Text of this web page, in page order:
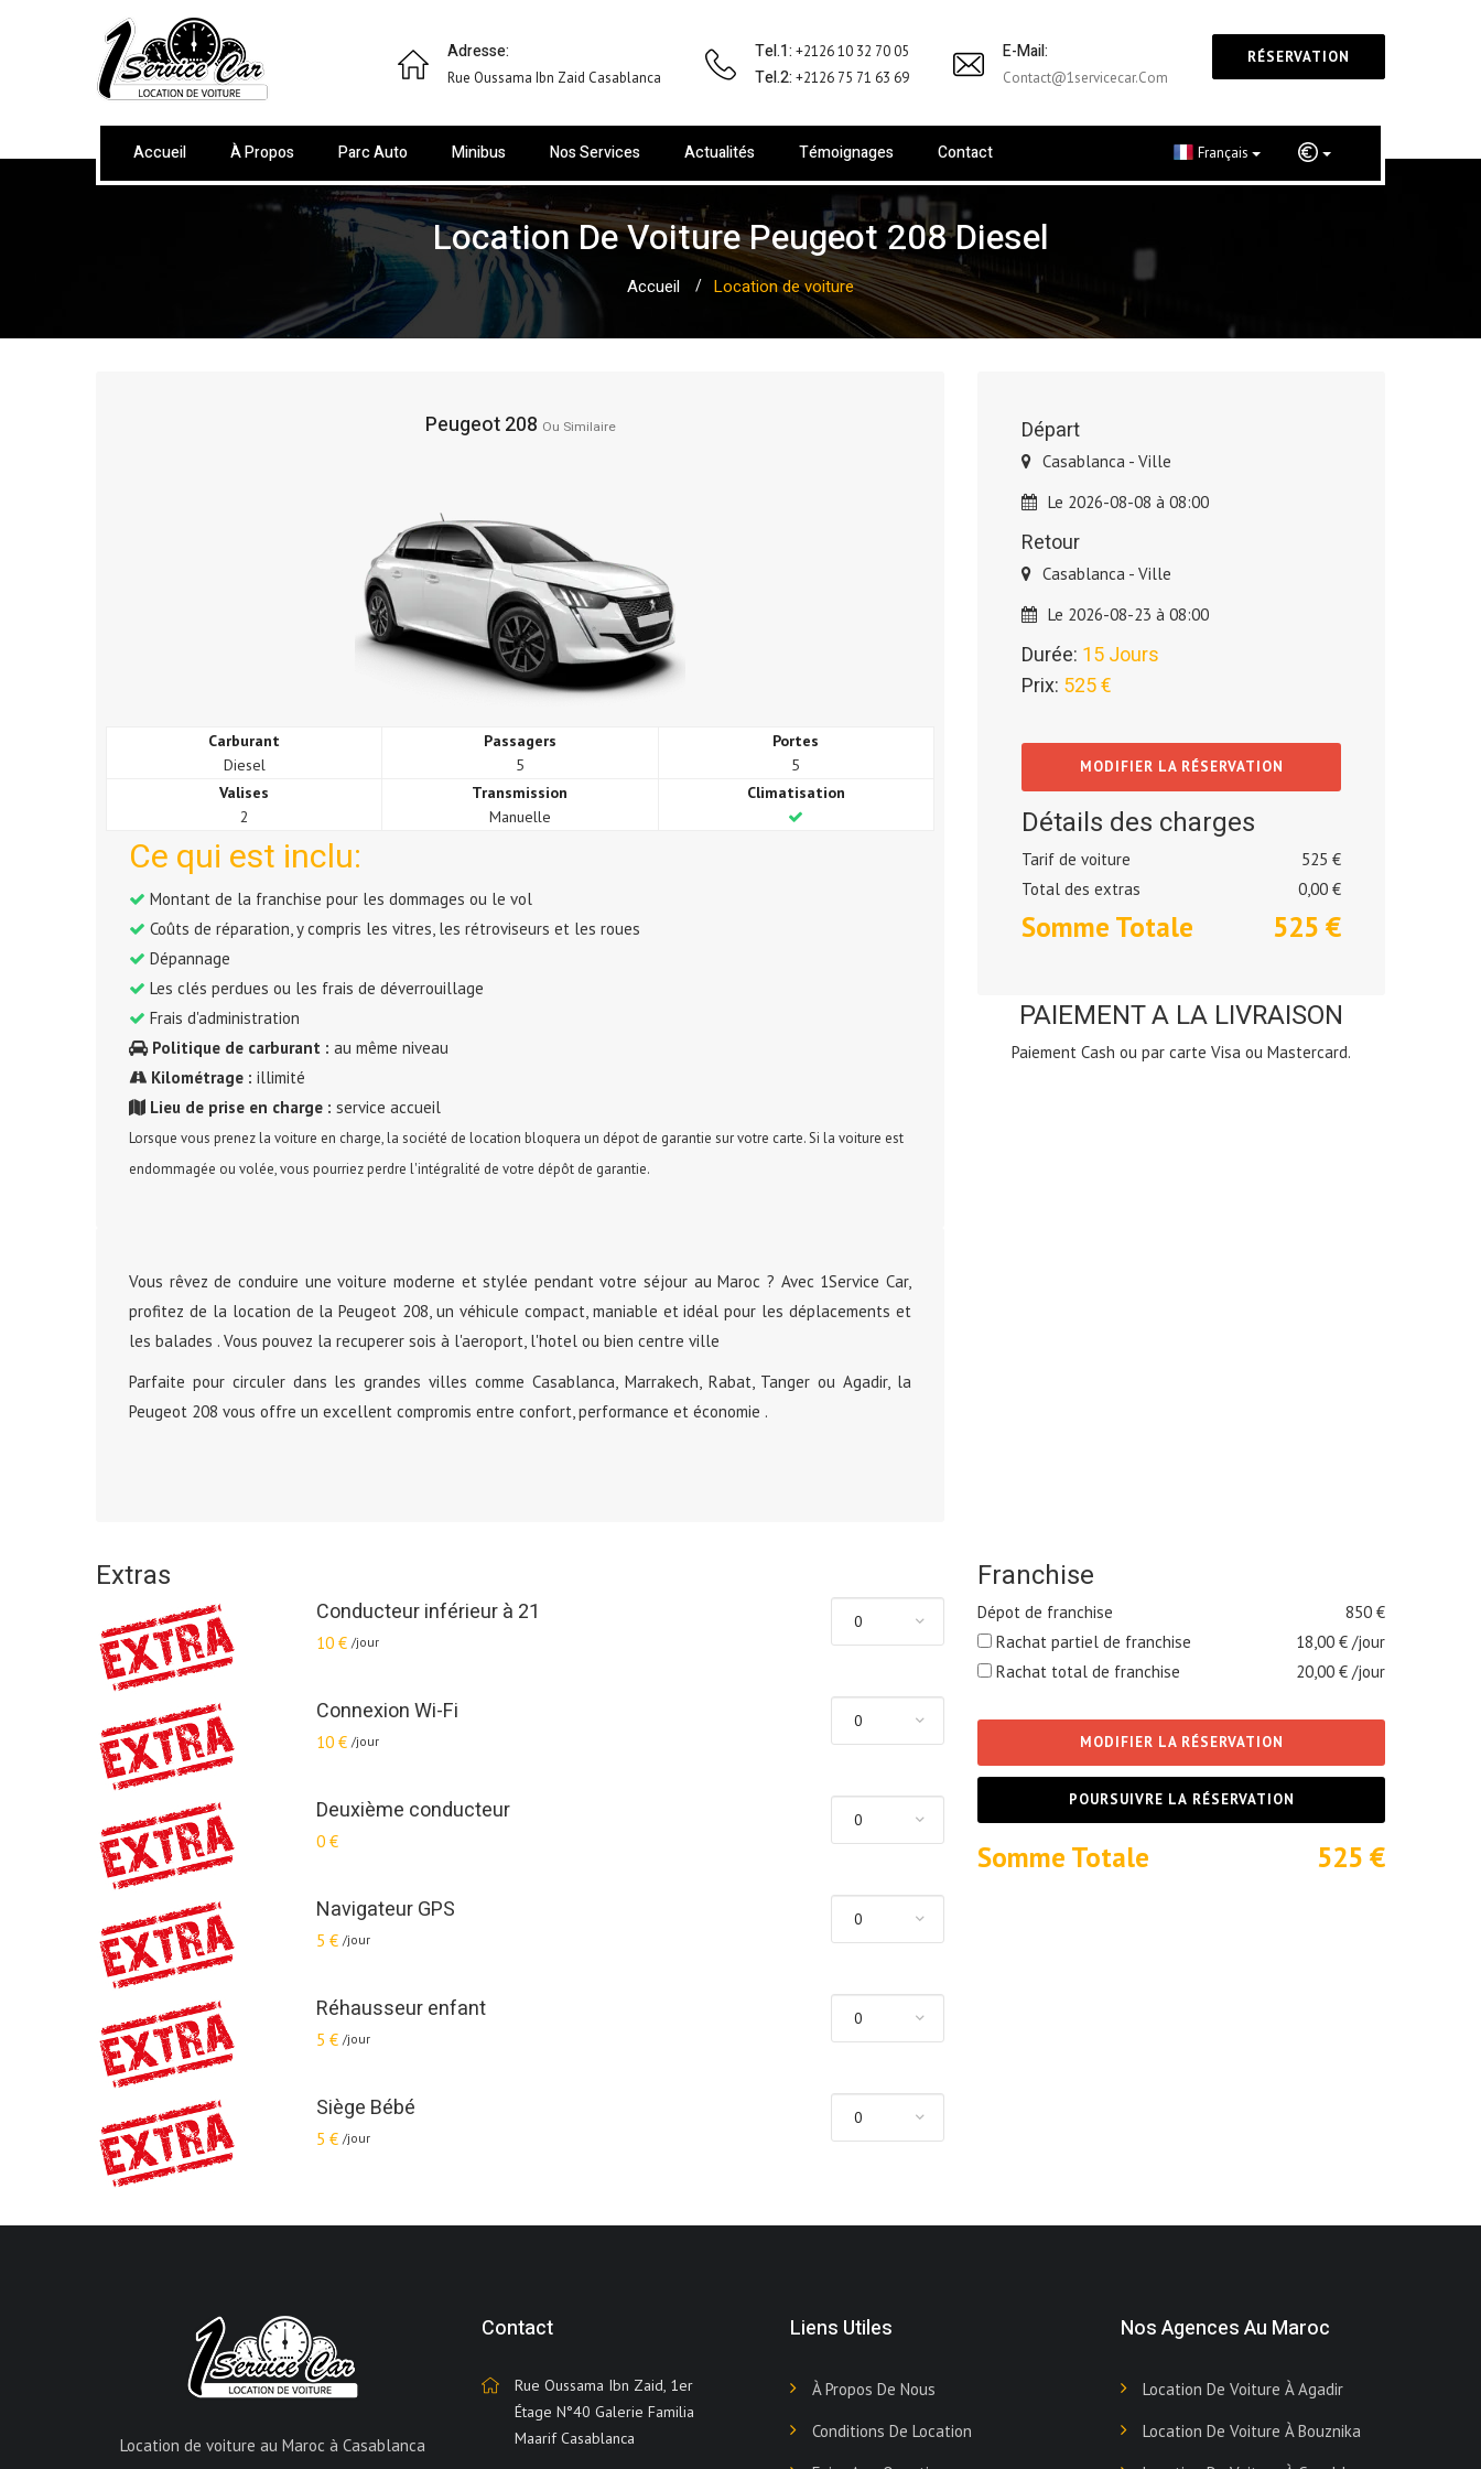
Adresse:
Rue Oussama Ibn Zaid Casablanca
Tel.1: +2126 10 32 70 05
Tel.2: +2126 75 71 63 69
E-Mail:
Contact@1servicecar.com
RÉSERVATION
Accueil À Propos Parc Auto Minibus Nos Services Actualités Témoignages Contact Français
Location De Voiture Peugeot 208 Diesel
Accueil Location de voiture
Peugeot 208 Ou Similaire
Carburant
Diesel
Passagers
5
Portes
5
Valises
2
Transmission
Manuelle
Climatisation
Ce qui est inclu:
Montant de la franchise pour les dommages ou le vol
Coûts de réparation, y compris les vitres, les rétroviseurs et les roues
Dépannage
Les clés perdues ou les frais de déverrouillage
Frais d'administration
Politique de carburant : au même niveau
Kilométrage : illimité
Lieu de prise en charge : service accueil
Lorsque vous prenez la voiture en charge, la société de location bloquera un dépot de garantie sur votre carte. Si la voiture est
endommagée ou volée, vous pourriez perdre l'intégralité de votre dépôt de garantie.
Vous rêvez de conduire une voiture moderne et stylée pendant votre séjour au Maroc ? Avec 1Service Car,
profitez de la location de la Peugeot 208, un véhicule compact, maniable et idéal pour les déplacements et
les balades . Vous pouvez la recuperer sois à l'aeroport, l'hotel ou bien centre ville
Parfaite pour circuler dans les grandes villes comme Casablanca, Marrakech, Rabat, Tanger ou Agadir, la
Peugeot 208 vous offre un excellent compromis entre confort, performance et économie .
Départ
Casablanca - Ville
Le 2026-08-08 à 08:00
Retour
Casablanca - Ville
Le 2026-08-23 à 08:00
Durée: 15 Jours
Prix: 525 €
MODIFIER LA RÉSERVATION
Détails des charges
Tarif de voiture
525 €
Total des extras
0,00 €
Somme Totale 525 €
PAIEMENT A LA LIVRAISON
Paiement Cash ou par carte Visa ou Mastercard.
Extras
Conducteur inférieur à 21
10 € /jour
Connexion Wi-Fi
10 € /jour
Deuxième conducteur
0 €
Navigateur GPS
5 € /jour
Réhausseur enfant
5 € /jour
Siège Bébé
5 € /jour
Franchise
Dépot de franchise 850 €
Rachat partiel de franchise
18,00 € /jour
Rachat total de franchise
20,00 € /jour
MODIFIER LA RÉSERVATION
POURSUIVRE LA RÉSERVATION
Somme Totale 525 €
Location de voiture au Maroc à Casablanca
Contact
Rue Oussama Ibn Zaid, 1er
Étage N°40 Galerie Familia
Maarif Casablanca
Liens Utiles
À Propos De Nous
Conditions De Location
Nos Agences Au Maroc
Location De Voiture À Agadir
Location De Voiture À Bouznika